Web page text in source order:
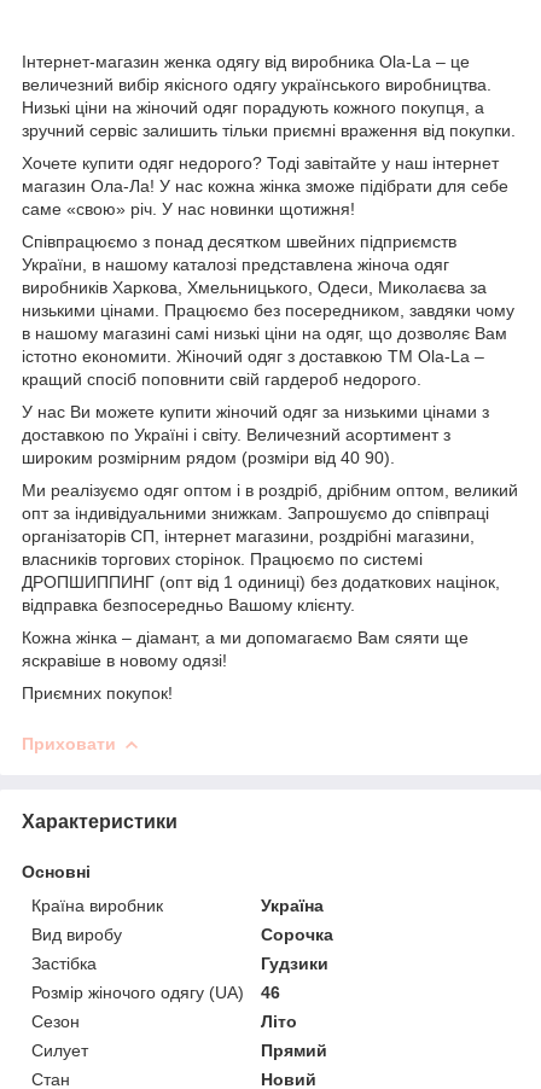
Інтернет-магазин женка одягу від виробника Ola-La – це
величезний вибір якісного одягу українського виробництва.
Низькі ціни на жіночий одяг порадують кожного покупця, а
зручний сервіс залишить тільки приємні враження від покупки.
Хочете купити одяг недорого? Тоді завітайте у наш інтернет
магазин Ола-Ла! У нас кожна жінка зможе підібрати для себе
саме «свою» річ. У нас новинки щотижня!
Співпрацюємо з понад десятком швейних підприємств
України, в нашому каталозі представлена жіноча одяг
виробників Харкова, Хмельницького, Одеси, Миколаєва за
низькими цінами. Працюємо без посередником, завдяки чому
в нашому магазині самі низькі ціни на одяг, що дозволяє Вам
істотно економити. Жіночий одяг з доставкою TM Ola-La –
кращий спосіб поповнити свій гардероб недорого.
У нас Ви можете купити жіночий одяг за низькими цінами з
доставкою по Україні і світу. Величезний асортимент з
широким розмірним рядом (розміри від 40 90).
Ми реалізуємо одяг оптом і в роздріб, дрібним оптом, великий
опт за індивідуальними знижкам. Запрошуємо до співпраці
організаторів СП, інтернет магазини, роздрібні магазини,
власників торгових сторінок. Працюємо по системі
ДРОПШИППИНГ (опт від 1 одиниці) без додаткових націнок,
відправка безпосередньо Вашому клієнту.
Кожна жінка – діамант, а ми допомагаємо Вам сяяти ще
яскравіше в новому одязі!
Приємних покупок!
Приховати
Характеристики
Основні
Країна виробник
Україна
Вид виробу
Сорочка
Застібка
Гудзики
Розмір жіночого одягу (UA)
46
Сезон
Літо
Силует
Прямий
Стан
Новий